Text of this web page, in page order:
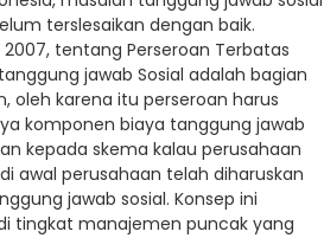
terslesaikan dengan baik.
tentang Perseroan Terbatas
jawab Sosial adalah bagian
oleh karena itu perseroan harus
komponen biaya tanggung jawab
kepada skema kalau perusahaan
awal perusahaan telah diharuskan
jawab sosial. Konsep ini
tingkat manajemen puncak yang